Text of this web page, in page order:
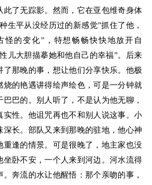
此了无踪影。然而，它在亚包维奇身体
生平从没经历过的新感觉”抓住了他，
怪的变化”，特想畅畅快快地放开自
儿大胆描摹她和他自己的幸福”。后来
了那晚的事，想让他们分享快乐。他极
烧的艳遇讲得绘声绘色，可是一分钟就
巴的。别人听了，不是认为他无聊，
实性。他诅咒再也不和别人说这事。小
深长。部队又来到那晚的驻地，他心神
重逢的情景。可是很晚了，地主家也没
坐卧不安，一个人来到河边。河水流得
奔流的水让他醒悟：那个亲吻的事，